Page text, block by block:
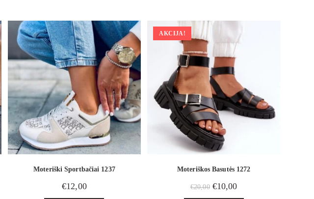
Moteriški Sportbačiai 1237
€12,00
AKCIJA!
Moteriškos Basutės 1272
€20,00 €10,00